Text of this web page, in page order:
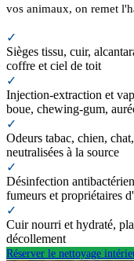
vos animaux, on remet
✓
Sièges tissu, cuir,
coffre et ciel de toit
✓
Injection-extraction et
boue, chewing-gum,
✓
Odeurs tabac, chien,
neutralisées à la source
✓
Désinfection
fumeurs et propriétaires
✓
Cuir nourri et hydraté,
décollement
Réserver le nettoyage